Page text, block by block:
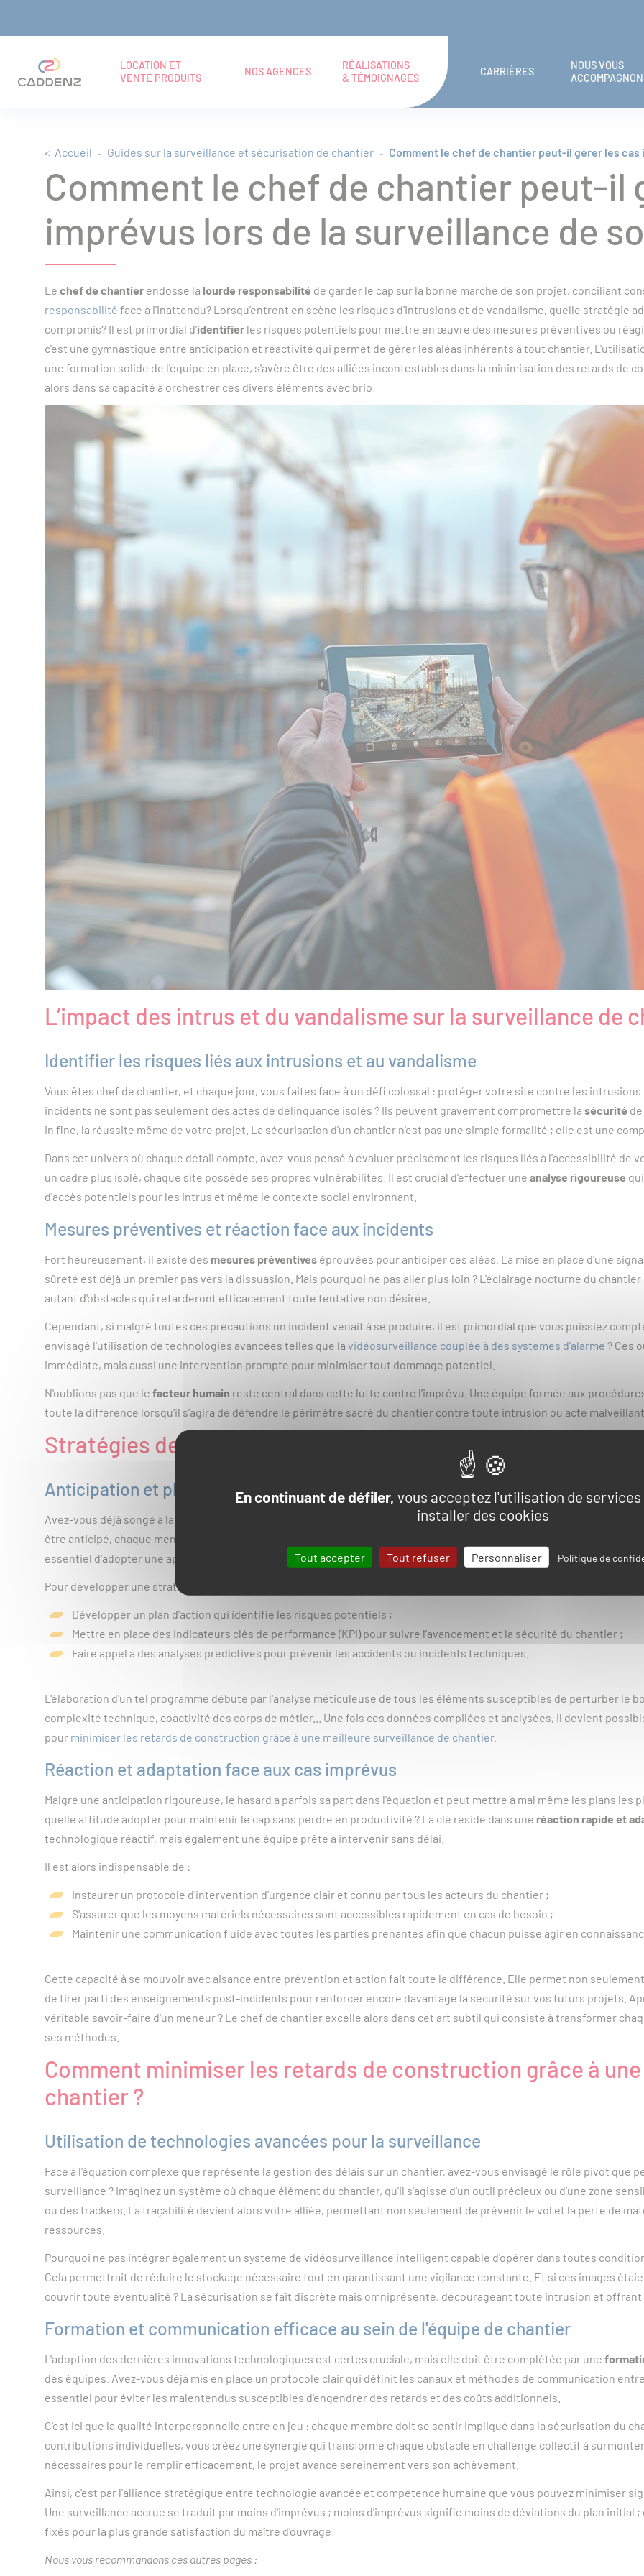
menu
contenu
pied
LOCATION ET
VENTE PRODUITS
NOS AGENCES
RÉALISATIONS
& TÉMOIGNAGES
CARRIÈRES
NOUS VOUS
EN
TEXTE
Fil d'Ariane
Accueil Guides sur la surveillance et sécurisation de chantier Comment le chef de chantier peut-il gérer les
Comment le chef de chantier peut-il
imprévus lors de la surveillance de
Le chef de chantier endosse la lourde responsabilité de garder le cap sur la bonne marche de son projet, conciliant
responsabilité face à l'inattendu? Lorsqu'entrent en scène les risques d'intrusions et de vandalisme, quelle stratégie
compromis? Il est primordial d'identifier les risques potentiels pour mettre en œuvre des mesures préventives ou
c'est une gymnastique entre anticipation et réactivité qui permet de gérer les aléas inhérents à tout chantier.
une formation solide de l'équipe en place, s'avère être des alliées incontestables dans la minimisation des retards de
alors dans sa capacité à orchestrer ces divers éléments avec brio.
L’impact des intrus et du vandalisme sur la surveillance de
Identifier les risques liés aux intrusions et au vandalisme
Vous êtes chef de chantier, et chaque jour, vous faites face à un défi colossal : protéger votre site contre les
incidents ne sont pas seulement des actes de délinquance isolés ? Ils peuvent gravement compromettre la sécurité
in fine, la réussite même de votre projet. La sécurisation d'un chantier n'est pas une simple formalité ; elle est une
Dans cet univers où chaque détail compte, avez-vous pensé à évaluer précisément les risques liés à l'accessibilité de
un cadre plus isolé, chaque site possède ses propres vulnérabilités. Il est crucial d'effectuer une analyse rigoureuse
d'accès potentiels pour les intrus et même le contexte social environnant.
Mesures préventives et réaction face aux incidents
Fort heureusement, il existe des mesures préventives éprouvées pour anticiper ces aléas. La mise en place d'une
sûreté est déjà un premier pas vers la dissuasion. Mais pourquoi ne pas aller plus loin ? L'éclairage nocturne du
autant d'obstacles qui retarderont efficacement toute tentative non désirée.
Cependant, si malgré toutes ces précautions un incident venait à se produire, il est primordial que vous puissiez
envisagé l'utilisation de technologies avancées telles que la vidéosurveillance couplée à des systèmes d'alarme ? Ces
immédiate, mais aussi une intervention prompte pour minimiser tout dommage potentiel.
N'oublions pas que le facteur humain reste central dans cette lutte contre l'imprévu. Une équipe formée aux
toute la différence lorsqu'il s'agira de défendre le périmètre sacré du chantier contre toute intrusion ou acte malveillant.
Stratégies de gestion des imprévus en surveillance de
Anticipation et planification des risques
Avez-vous déjà songé à la complexité de l'échiquier sur lequel se joue la partie quotidienne d'un chef de chantier ?
être anticipé, chaque menace évaluée avec précision. La
est donc une composante
essentiel d'adopter une approche proactive dès la phase de conception du chantier. Mais comment s'y prendre
Pour développer une stratégie efficace, il convient de :
Développer un plan d'action qui identifie les risques potentiels ;
Mettre en place des indicateurs clés de performance (KPI) pour suivre l'avancement et la sécurité du chantier ;
Faire appel à des analyses prédictives pour prévenir les accidents ou incidents techniques.
L'élaboration d'un tel programme débute par l'analyse méticuleuse de tous les éléments susceptibles de perturber le
complexité technique, coactivité des corps de métier... Une fois ces données compilées et analysées, il devient
pour minimiser les retards de construction grâce à une meilleure surveillance de chantier.
Réaction et adaptation face aux cas imprévus
Malgré une anticipation rigoureuse, le hasard a parfois sa part dans l'équation et peut mettre à mal même les plans
quelle attitude adopter pour maintenir le cap sans perdre en productivité ? La clé réside dans une réaction rapide et
technologique réactif, mais également une équipe prête à intervenir sans délai.
Il est alors indispensable de :
Instaurer un protocole d'intervention d'urgence clair et connu par tous les acteurs du chantier ;
S'assurer que les moyens matériels nécessaires sont accessibles rapidement en cas de besoin ;
Maintenir une communication fluide avec toutes les parties prenantes afin que chacun puisse agir en
Cette capacité à se mouvoir avec aisance entre prévention et action fait toute la différence. Elle permet non
de tirer parti des enseignements post-incidents pour renforcer encore davantage la sécurité sur vos futurs projets.
véritable savoir-faire d'un meneur ? Le chef de chantier excelle alors dans cet art subtil qui consiste à transformer
ses méthodes.
Comment minimiser les retards de construction grâce à
chantier ?
Utilisation de technologies avancées pour la surveillance
Face à l'équation complexe que représente la gestion des délais sur un chantier, avez-vous envisagé le rôle pivot que
surveillance ? Imaginez un système où chaque élément du chantier, qu'il s'agisse d'un outil précieux ou d'une zone
ou des trackers. La traçabilité devient alors votre alliée, permettant non seulement de prévenir le vol et la perte de
ressources.
Pourquoi ne pas intégrer également un système de vidéosurveillance intelligent capable d'opérer dans toutes
Cela permettrait de réduire le stockage nécessaire tout en garantissant une vigilance constante. Et si ces images
couvrir toute éventualité ? La sécurisation se fait discrète mais omniprésente, décourageant toute intrusion et offrant
Formation et communication efficace au sein de l'équipe de chantier
L'adoption des dernières innovations technologiques est certes cruciale, mais elle doit être complétée par une
des équipes. Avez-vous déjà mis en place un protocole clair qui définit les canaux et méthodes de communication
essentiel pour éviter les malentendus susceptibles d'engendrer des retards et des coûts additionnels.
C'est ici que la qualité interpersonnelle entre en jeu : chaque membre doit se sentir impliqué dans la sécurisation du
contributions individuelles, vous créez une synergie qui transforme chaque obstacle en challenge collectif à
nécessaires pour le remplir efficacement, le projet avance sereinement vers son achèvement.
Ainsi, c'est par l'alliance stratégique entre technologie avancée et compétence humaine que vous pouvez minimiser
Une surveillance accrue se traduit par moins d'imprévus ; moins d'imprévus signifie moins de déviations du plan
fixés pour la plus grande satisfaction du maître d'ouvrage.
Nous vous recommandons ces autres pages :
En continuant de défiler, vous acceptez l'utilisation de
installer des cookies
Tout accepter Tout refuser Personnaliser Politique de